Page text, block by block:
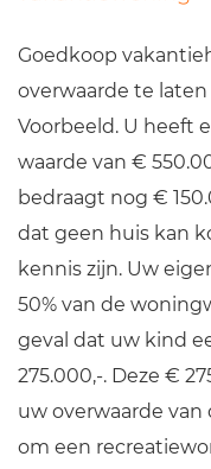
Goedkoop
overwaarde te
Voorbeeld. U heeft
waarde van €
bedraagt nog €
dat geen huis kan
kennis zijn. Uw
50% van de
geval dat uw kind
275.000,-. Deze €
uw overwaarde
om een